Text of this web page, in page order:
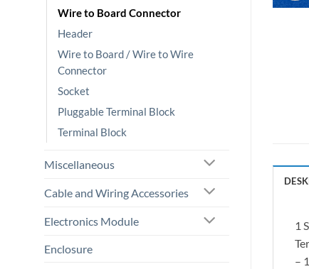
Wire to Board Connector
Header
Wire to Board / Wire to Wire
Connector
Socket
Pluggable Terminal Block
Terminal Block
Miscellaneous
Cable and Wiring Accessories
Electronics Module
Enclosure
1
–